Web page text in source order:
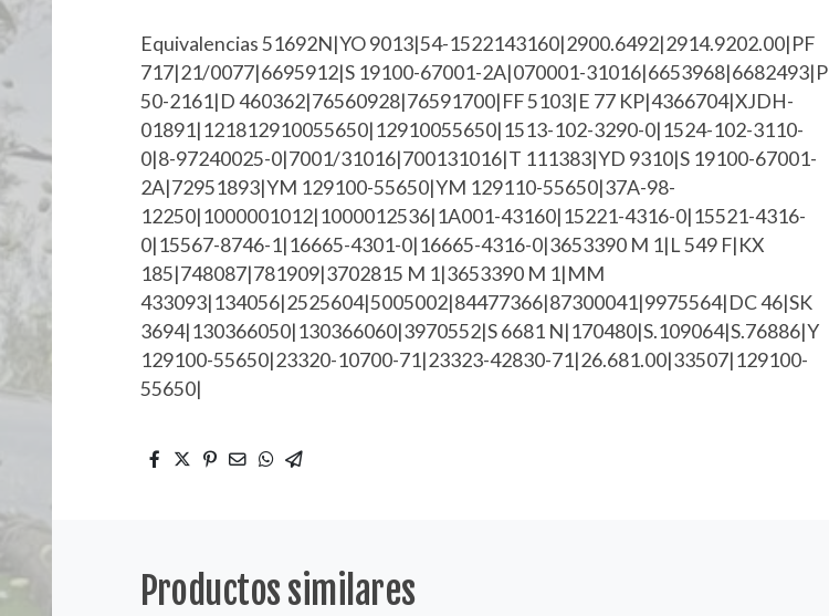
Equivalencias 51692N|YO 9013|54-1522143160|2900.6492|2914.9202.00|PF
717|21/0077|6695912|S 19100-67001-2A|070001-31016|6653968|6682493|P
50-2161|D 460362|76560928|76591700|FF 5103|E 77 KP|4366704|XJDH-
01891|121812910055650|12910055650|1513-102-3290-0|1524-102-3110-
0|8-97240025-0|7001/31016|700131016|T 111383|YD 9310|S 19100-67001-
2A|72951893|YM 129100-55650|YM 129110-55650|37A-98-
12250|1000001012|1000012536|1A001-43160|15221-4316-0|15521-4316-
0|15567-8746-1|16665-4301-0|16665-4316-0|3653390 M 1|L 549 F|KX
185|748087|781909|3702815 M 1|3653390 M 1|MM
433093|134056|2525604|5005002|84477366|87300041|9975564|DC 46|SK
3694|130366050|130366060|3970552|S 6681 N|170480|S.109064|S.76886|Y
129100-55650|23320-10700-71|23323-42830-71|26.681.00|33507|129100-
55650|
Productos similares